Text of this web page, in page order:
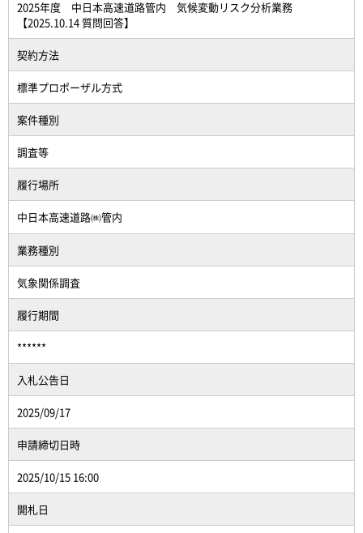
2025年度 中日本高速道路管内 気候変動リスク分析業務
【2025.10.14 質問回答】
契約方法
標準プロポーザル方式
案件種別
調査等
履行場所
中日本高速道路㈱管内
業務種別
気象関係調査
履行期間
******
入札公告日
2025/09/17
申請締切日時
2025/10/15 16:00
開札日